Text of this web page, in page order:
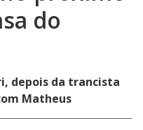
do
depois da trancista
Matheus